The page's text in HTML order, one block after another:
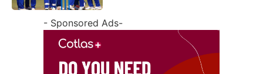
- Sponsored Ads-